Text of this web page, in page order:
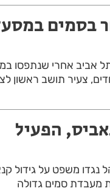
בסמים
אביב אחרי שנתפסו
הפעיל
מתנהל נגדו משפט על גידול
מעבדת סמים גדולה